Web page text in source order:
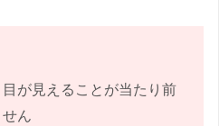
目が見えることが当たり前
ん